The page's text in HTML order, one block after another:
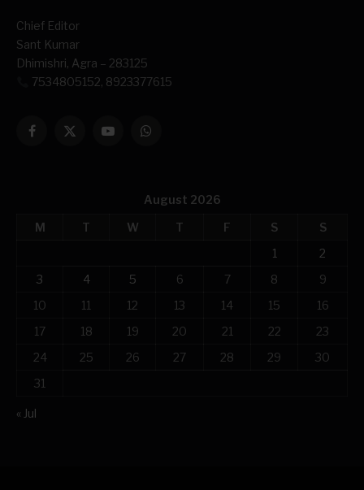
Chief Editor
Sant Kumar
Dhimishri, Agra – 283125
7534805152, 8923377615
Facebook
X
YouTubeWhatsApp
August 2026
M
T W T F S
S
1
2
3
4 5 6 7 8
9
10
11 12 13 14 15
16
17
18 19 20 21 22
23
24
25 26 27 28 29
30
31
« Jul